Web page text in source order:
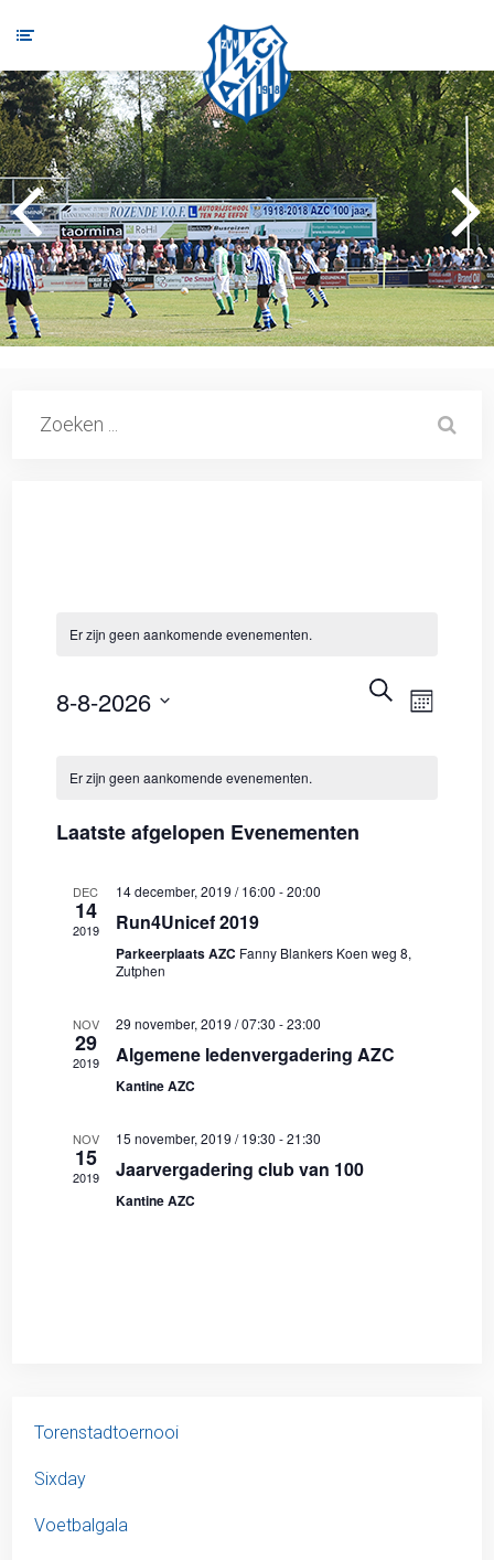
Er zijn geen aankomende evenementen.
ZOEKEN
ZOEKEN
MAAND
8-8-2026
eenKALENDER
VAN
EVENEMENTEN
Er zijn geen aankomende evenementen.
Laatste afgelopen Evenementen
DEC
14
2019
14 december, 2019 / 16:00 -20:00
Run4Unicef 2019
Parkeerplaats AZC Fanny Blankers Koen weg 8,
Zutphen
NOV
29
2019
29 november, 2019 / 07:30 -23:00
Algemene ledenvergadering AZC
Kantine AZC
NOV
15
2019
15 november, 2019 / 19:30 -21:30
Jaarvergadering club van 100
Kantine AZC
Torenstadtoernooi
Sixday
Voetbalgala